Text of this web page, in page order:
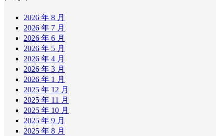
2026 年 8 月
2026 年 7 月
2026 年 6 月
2026 年 5 月
2026 年 4 月
2026 年 3 月
2026 年 1 月
2025 年 12 月
2025 年 11 月
2025 年 10 月
2025 年 9 月
2025 年 8 月